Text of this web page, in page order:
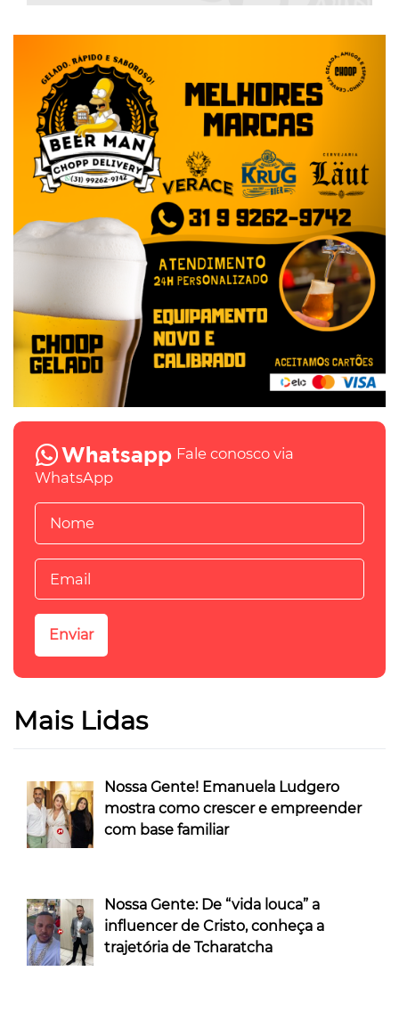
Fale conosco via
WhatsApp
Mais Lidas
Nossa Gente! Emanuela Ludgero
mostra como crescer e empreender
com base familiar
Nossa Gente: De “vida louca” a
influencer de Cristo, conheça a
trajetória de Tcharatcha